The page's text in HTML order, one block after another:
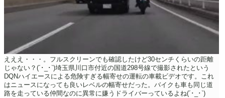
えええ・・・。フルスクリーンでも確認したけど30センチくらいの距離
じゃない？(´･_･`)埼玉県川口市付近の国道298号線で撮影されたという
DQNハイエースによる危険すぎる幅寄せの運転の車載ビデオです。これ
はニュースになっても良いレベルの幅寄せだった。バイクも車も同じ道
路を走っている仲間なのに異常に嫌うドライバーっているよね(´･_･`)